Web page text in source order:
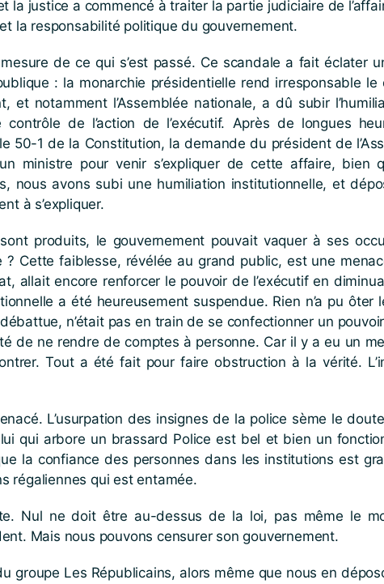
la justice a commencé à traiter la partie judiciaire de
la responsabilité politique du gouvernement.
de ce qui s’est passé. Ce scandale a fait éclater
: la monarchie présidentielle rend irresponsable le
et notamment l’Assemblée nationale, a dû subir
de l’action de l’exécutif. Après de longues
50-1 de la Constitution, la demande du président de
ministre pour venir s’expliquer de cette affaire, bien
nous avons subi une humiliation institutionnelle, et
à s’expliquer.
produits, le gouvernement pouvait vaquer à ses
Cette faiblesse, révélée au grand public, est une
allait encore renforcer le pouvoir de l’exécutif en
a été heureusement suspendue. Rien n’a pu ôter
n’était pas en train de se confectionner un
de ne rendre de comptes à personne. Car il y a eu un
Tout a été fait pour faire obstruction à la vérité.
L’usurpation des insignes de la police sème le
qui arbore un brassard Police est bel et bien un
la confiance des personnes dans les institutions est
régaliennes qui est entamée.
Nul ne doit être au-dessus de la loi, pas même le
Mais nous pouvons censurer son gouvernement.
groupe Les Républicains, alors même que nous en